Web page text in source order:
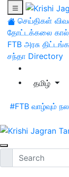
செய்திகள்
தோட்டக்கலை
FTB அரசு
சந்தா Directory
தமிழ்
#FTB வாழ்வும்